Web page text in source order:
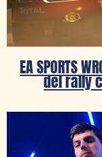
EA SPORTS
del rally